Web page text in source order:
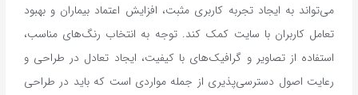
می‌تواند به ایجاد تجربه کاربری مثبت، افزایش اعتماد بیماران و بهبود
تعامل کاربران با سایت کمک کند. توجه به انتخاب رنگ‌های مناسب،
استفاده از تصاویر و گرافیک‌های با کیفیت، ایجاد تعادل در طراحی و
رعایت اصول دسترسی‌پذیری از جمله مواردی است که باید در طراحی